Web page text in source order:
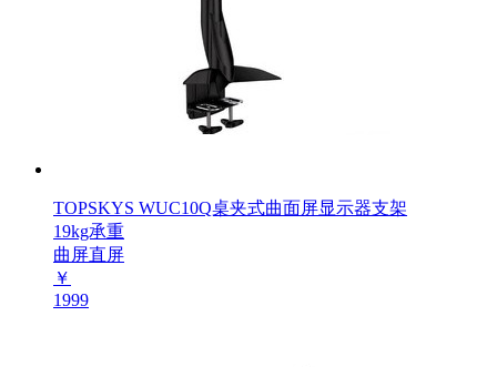
TOPSKYS WUC10Q桌夹式曲面屏显示器支架
19kg承重
曲屏直屏
￥
1999